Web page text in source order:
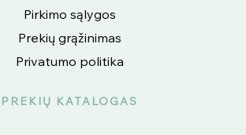
Pirkimo sąlygos
Prekių grąžinimas
Privatumo politika
PREKIŲ KATALOGAS